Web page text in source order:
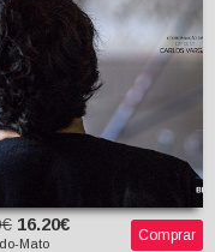
16.20€
Mato Comprar